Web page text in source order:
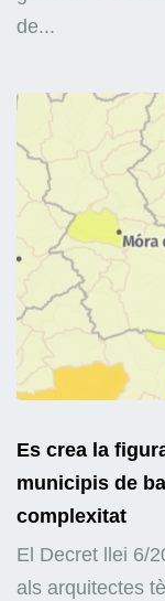
de...
Es crea la
municipis de
complexitat
El Decret llei 6/
als arquitectes